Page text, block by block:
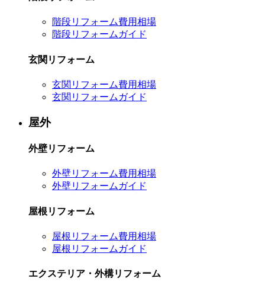
階段リフォーム費用相場
階段リフォームガイド
玄関リフォーム
玄関リフォーム費用相場
玄関リフォームガイド
屋外
外壁リフォーム
外壁リフォーム費用相場
外壁リフォームガイド
屋根リフォーム
屋根リフォーム費用相場
屋根リフォームガイド
エクステリア・外構リフォーム